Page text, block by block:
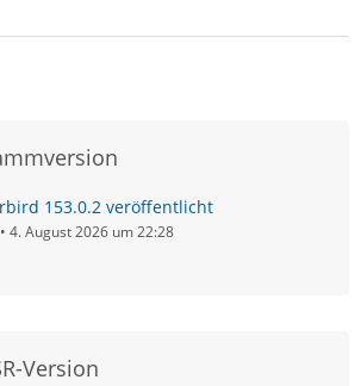
153.0.2 veröffentlicht
4. August 2026 um 22:28
Version